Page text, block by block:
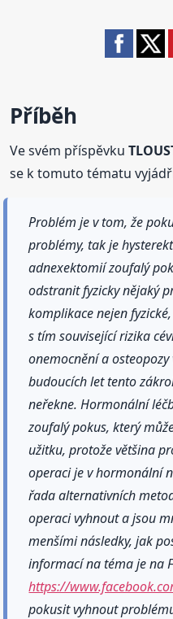
Příběh
Ve svém příspěvku
se k tomuto tématu
Problém je v tom, že
problémy, tak je
adnexektomií zoufalý
odstranit fyzicky nějaký
komplikace nejen
s tím související rizika
onemocnění a
budoucích let tento
neřekne. Hormonální
zoufalý pokus, který
užitku, protože většina
operaci je v hormonální
řada alternativních
operaci vyhnout a jsou
menšími následky, jak
informací na téma je na
https://
pokusit vyhnout